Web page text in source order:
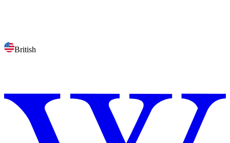
British